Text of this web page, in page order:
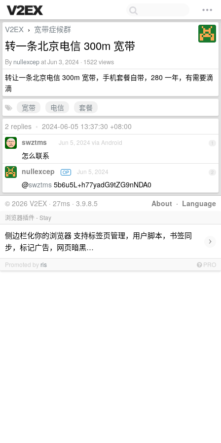
V2EX › 宽带症候群
转一条北京电信 300m 宽带
By nullexcepat Jun 3, 2024 · 1522 views
转让一条北京电信 300m 宽带，手机套餐自带，280 一年，有需要滴
滴
宽带
电信
套餐
2 replies • 2024-06-05 13:37:30 +08:00
1
swztms Jun 5, 2024 via Android
怎么联系
2
nullexcep OP Jun 5, 2024
@swztms 5b6u5L+h77yadG9tZG9nNDA0
About · Language
© 2026 V2EX · 27ms · 3.9.8.5
浏览器插件 - Stay
侧边栏化你的浏览器 支持标签页管理，用户脚本，书签同
步，标记广告，网页暗黑…
›
Promoted by ris PRO